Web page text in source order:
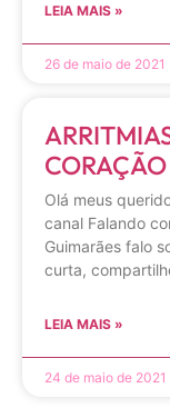
LEIA MAIS »
26 de maio de 2021
CORAÇÃO
Olá meus
canal Falando
Guimarães falo
curta,
LEIA MAIS »
24 de maio de 2021